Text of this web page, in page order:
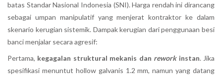
batas Standar Nasional Indonesia (SNI). Harga rendah ini dirancang
sebagai umpan manipulatif yang menjerat kontraktor ke dalam
skenario kerugian sistemik. Dampak kerugian dari penggunaan besi
banci menjalar secara agresif:
Pertama, kegagalan struktural mekanis dan reworkinstan. Jika
spesifikasi menuntut hollow galvanis 1.2 mm, namun yang datang